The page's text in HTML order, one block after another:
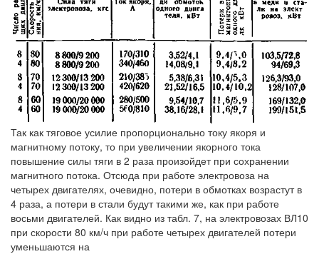
Так как тяговое усилие пропорционально току якоря и
магнитному потоку, то при увеличении якорного тока
повышение силы тяги в 2 раза произойдет при сохранении
магнитного потока. Отсюда при работе электровоза на
четырех двигателях, очевидно, потери в обмотках возрастут в
4 раза, а потери в стали будут такими же, как при работе
восьми двигателей. Как видно из табл. 7, на электровозах ВЛ10
при скорости 80 км/ч при работе четырех двигателей потери
уменьшаются на